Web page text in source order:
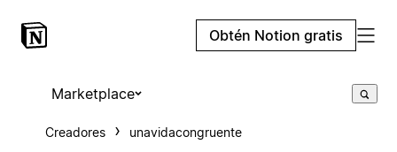
Obtén Notion gratis
Marketplace
Creadores unavidacongruente